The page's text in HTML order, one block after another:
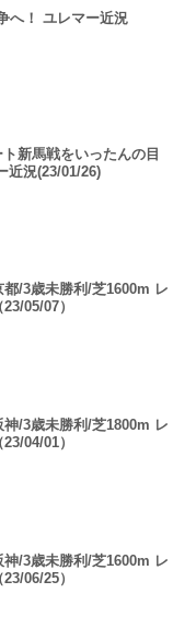
へ！ ユレマー近況
新馬戦をいったんの目
近況(23/01/26)
都/3歳未勝利/芝1600m レ
05/07）
神/3歳未勝利/芝1800m レ
04/01）
神/3歳未勝利/芝1600m レ
06/25）